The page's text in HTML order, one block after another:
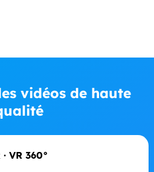
vidéos de haute
VR 360°